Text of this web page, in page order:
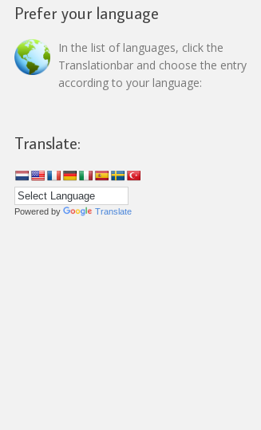
Prefer your language
In the list of languages, click the
Translationbar and choose the entry
according to your language:
Translate:
Powered by Translate